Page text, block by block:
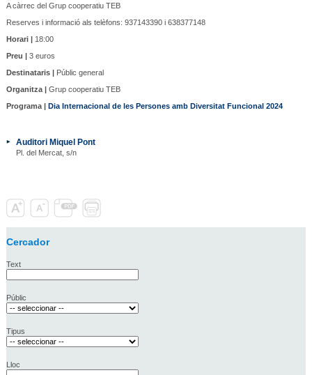
A càrrec del Grup cooperatiu TEB
Reserves i informació als telèfons: 937143390 i 638377148
Horari |18:00
Preu |3 euros
Destinataris |Públic general
Organitza |Grup cooperatiu TEB
Programa | Dia Internacional de les Persones amb Diversitat Funcional 2024
Auditori Miquel Pont
Pl. del Mercat, s/n
Cercador
Text
Públic
Tipus
Lloc